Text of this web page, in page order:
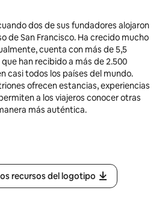
dos de sus fundadores alojaron
de San Francisco. Ha crecido mucho
cuenta con más de 5,5
han recibido a más de 2.500
casi todos los países del mundo.
ofrecen estancias, experiencias
a los viajeros conocer otras
más auténtica.
recursos del logotipo